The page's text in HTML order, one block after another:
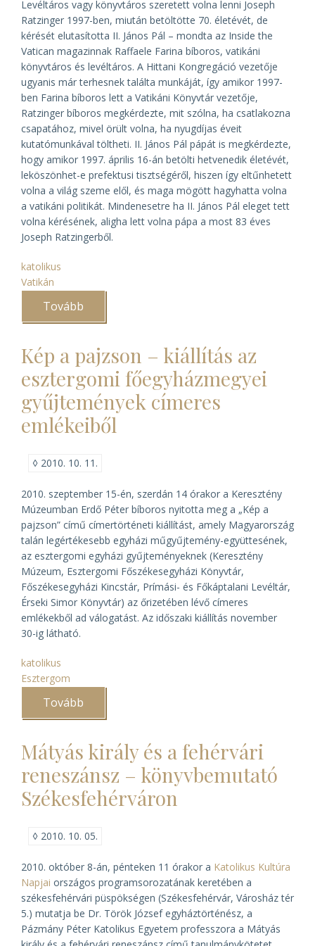
Levéltáros vagy könyvtáros szeretett volna lenni Joseph
Ratzinger 1997-ben, miután betöltötte 70. életévét, de
kérését elutasította II. János Pál – mondta az Inside the
Vatican magazinnak Raffaele Farina bíboros, vatikáni
könyvtáros és levéltáros. A Hittani Kongregáció vezetője
ugyanis már terhesnek találta munkáját, így amikor 1997-
ben Farina bíboros lett a Vatikáni Könyvtár vezetője,
Ratzinger bíboros megkérdezte, mit szólna, ha csatlakozna
csapatához, mivel örült volna, ha nyugdíjas éveit
kutatómunkával töltheti. II. János Pál pápát is megkérdezte,
hogy amikor 1997. április 16-án betölti hetvenedik életévét,
leköszönhet-e prefektusi tisztségéről, hiszen így eltűnhetett
volna a világ szeme elől, és maga mögött hagyhatta volna
a vatikáni politikát. Mindenesetre ha II. János Pál eleget tett
volna kérésének, aligha lett volna pápa a most 83 éves
Joseph Ratzingerből.
katolikus
Vatikán
Tovább
lenni
pápa)
Kép a pajzson – kiállítás az
esztergomi főegyházmegyei
gyűjtemények címeres
emlékeiből
◊ 2010. 10. 11.
2010. szeptember 15-én, szerdán 14 órakor a Keresztény
Múzeumban Erdő Péter bíboros nyitotta meg a „Kép a
pajzson” című címertörténeti kiállítást, amely Magyarország
talán legértékesebb egyházi műgyűjtemény-együttesének,
az esztergomi egyházi gyűjteményeknek (Keresztény
Múzeum, Esztergomi Főszékesegyházi Könyvtár,
Főszékesegyházi Kincstár, Prímási- és Főkáptalani Levéltár,
Érseki Simor Könyvtár) az őrizetében lévő címeres
emlékekből ad válogatást. Az időszaki kiállítás november
30-ig látható.
katolikus
Esztergom
Tovább
pajzson
kiállítás
az
esztergomi
főegyházmegyei
gyűjtemények
címeres
Mátyás király és a fehérvári
reneszánsz – könyvbemutató
Székesfehérváron
◊ 2010. 10. 05.
2010. október 8-án, pénteken 11 órakor a Katolikus Kultúra
Napjai országos programsorozatának keretében a
székesfehérvári püspökségen (Székesfehérvár, Városház tér
5.) mutatja be Dr. Török József egyháztörténész, a
Pázmány Péter Katolikus Egyetem professzora a Mátyás